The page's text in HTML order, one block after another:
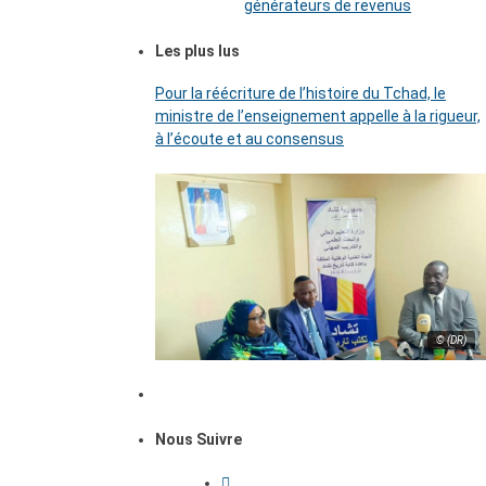
générateurs de revenus
Les plus lus
Pour la réécriture de l’histoire du Tchad, le
ministre de l’enseignement appelle à la rigueur,
à l’écoute et au consensus
© (DR)
Nous Suivre